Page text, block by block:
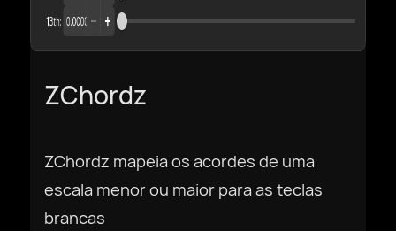
ZChordz
ZChordz mapeia os acordes de uma
escala menor ou maior para as teclas
brancas